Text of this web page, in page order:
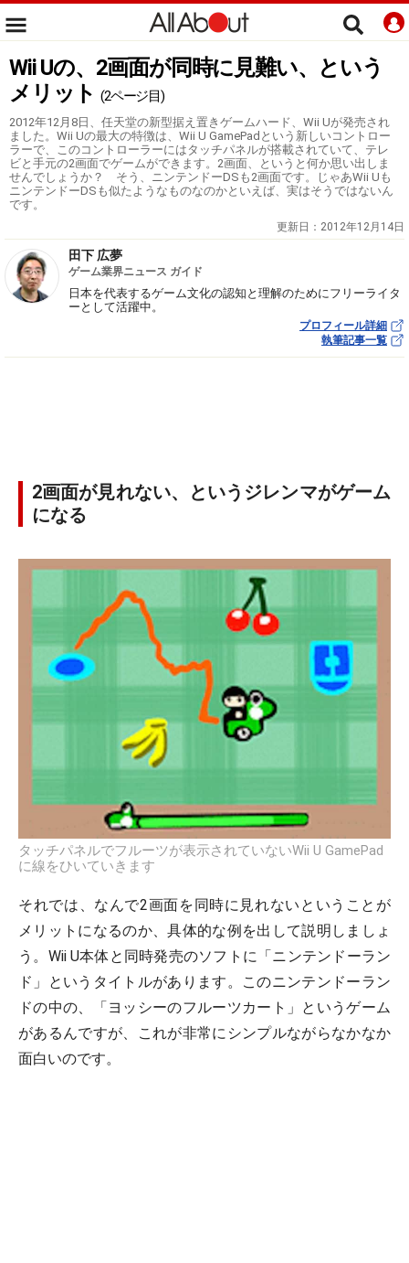
Wii Uの、2画面が同時に見難い、という
メリット (2ページ目)
2012年12月8日、任天堂の新型据え置きゲームハード、Wii Uが発売され
ました。Wii Uの最大の特徴は、Wii U GamePadという新しいコントロー
ラーで、このコントローラーにはタッチパネルが搭載されていて、テレ
ビと手元の2画面でゲームができます。2画面、というと何か思い出しま
せんでしょうか？ そう、ニンテンドーDSも2画面です。じゃあWii Uも
ニンテンドーDSも似たようなものなのかといえば、実はそうではないん
です。
更新日： 2012年12月14日
田下 広夢
ゲーム業界ニュース ガイド
日本を代表するゲーム文化の認知と理解のためにフリーライタ
ーとして活躍中。
プロフィール詳細
執筆記事一覧
2画面が見れない、というジレンマがゲーム
になる
タッチパネルでフルーツが表示されていないWii U GamePad
に線をひいていきます
それでは、なんで2画面を同時に見れないということが
メリットになるのか、具体的な例を出して説明しましょ
う。Wii U本体と同時発売のソフトに「ニンテンドーラン
ド」というタイトルがあります。このニンテンドーラン
ドの中の、「ヨッシーのフルーツカート」というゲーム
があるんですが、これが非常にシンプルながらなかなか
面白いのです。